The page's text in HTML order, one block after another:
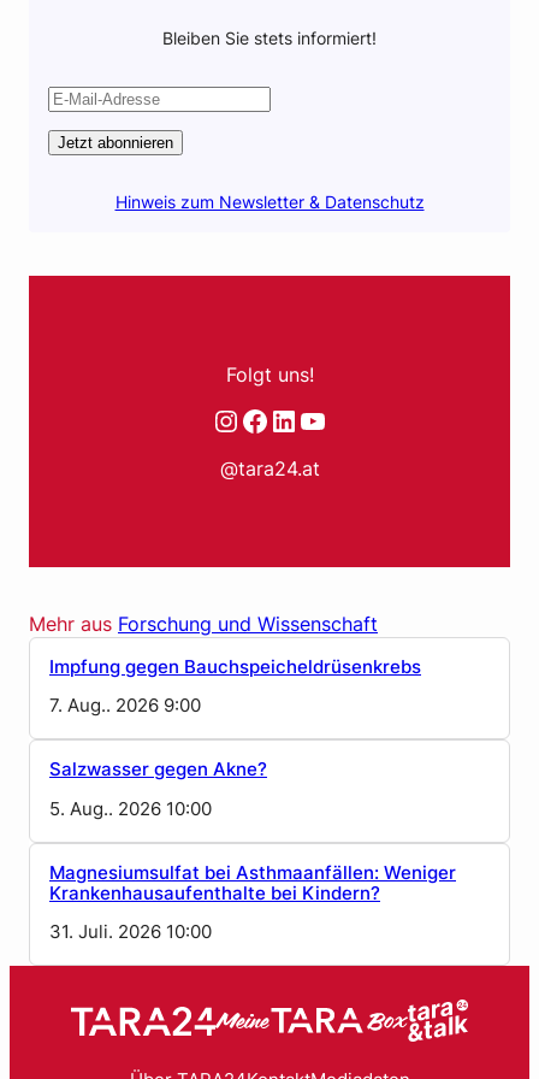
Bleiben Sie stets informiert!
Jetzt abonnieren
Hinweis zum Newsletter & Datenschutz
Folgt uns!
Instagram
Facebook
LinkedIn
YouTube
@tara24.at
Mehr aus Forschung und Wissenschaft
Impfung gegen Bauchspeicheldrüsenkrebs
7. Aug.. 2026 9:00
Salzwasser gegen Akne?
5. Aug.. 2026 10:00
Magnesiumsulfat bei Asthmaanfällen: Weniger
Krankenhausaufenthalte bei Kindern?
31. Juli. 2026 10:00